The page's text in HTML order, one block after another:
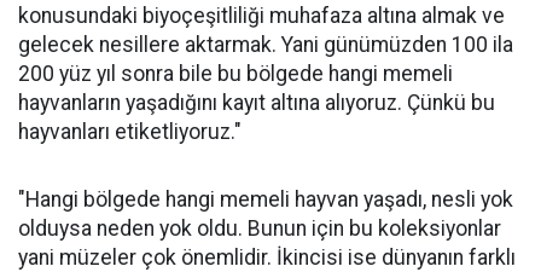
konusundaki biyoçeşitliliği muhafaza altına almak ve
gelecek nesillere aktarmak. Yani günümüzden 100 ila
200 yüz yıl sonra bile bu bölgede hangi memeli
hayvanların yaşadığını kayıt altına alıyoruz. Çünkü bu
hayvanları etiketliyoruz."
"Hangi bölgede hangi memeli hayvan yaşadı, nesli yok
olduysa neden yok oldu. Bunun için bu koleksiyonlar
yani müzeler çok önemlidir. İkincisi ise dünyanın farklı